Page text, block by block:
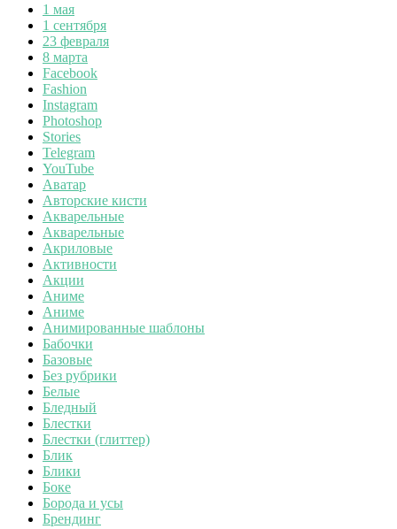
1 мая
1 сентября
23 февраля
8 марта
Facebook
Fashion
Instagram
Photoshop
Stories
Telegram
YouTube
Аватар
Авторские кисти
Акварельные
Акварельные
Акриловые
Активности
Акции
Аниме
Аниме
Анимированные шаблоны
Бабочки
Базовые
Без рубрики
Белые
Бледный
Блестки
Блестки (глиттер)
Блик
Блики
Боке
Борода и усы
Брендинг